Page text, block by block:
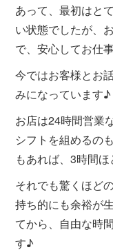
あって、最初はと
い状態でしたが、
で、安心してお仕
今ではお客様とお
みになっています♪
お店は24時間営業
シフトを組めるの
もあれば、3時間ほ
それでも驚くほど
持ち的にも余裕が
てから、自由な時
す♪